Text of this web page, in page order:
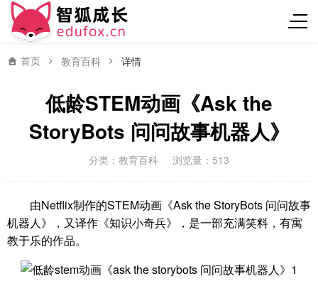
首页 教育百科 详情
低龄STEM动画《Ask the
StoryBots 问问故事机器人》
分类： 教育百科 浏览量：513
由Netflix制作的STEM动画《Ask the StoryBots 问问故事
机器人》，又译作《知识小奇兵》，是一部充满笑料，有寓
教于乐的作品。